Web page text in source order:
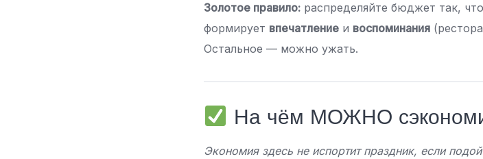
Золотое правило: распределяйте бюджет так,
формирует впечатление и воспоминания
Остальное — можно ужать.
На чём МОЖНО
Экономия здесь не испортит праздник, если